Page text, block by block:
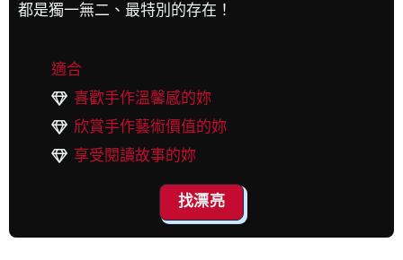
都是獨一無二、最特別的存在！
適合
喜歡手作溫馨感的妳
欣賞手作藝術價值的妳
享受閱讀故事的妳
找漂亮